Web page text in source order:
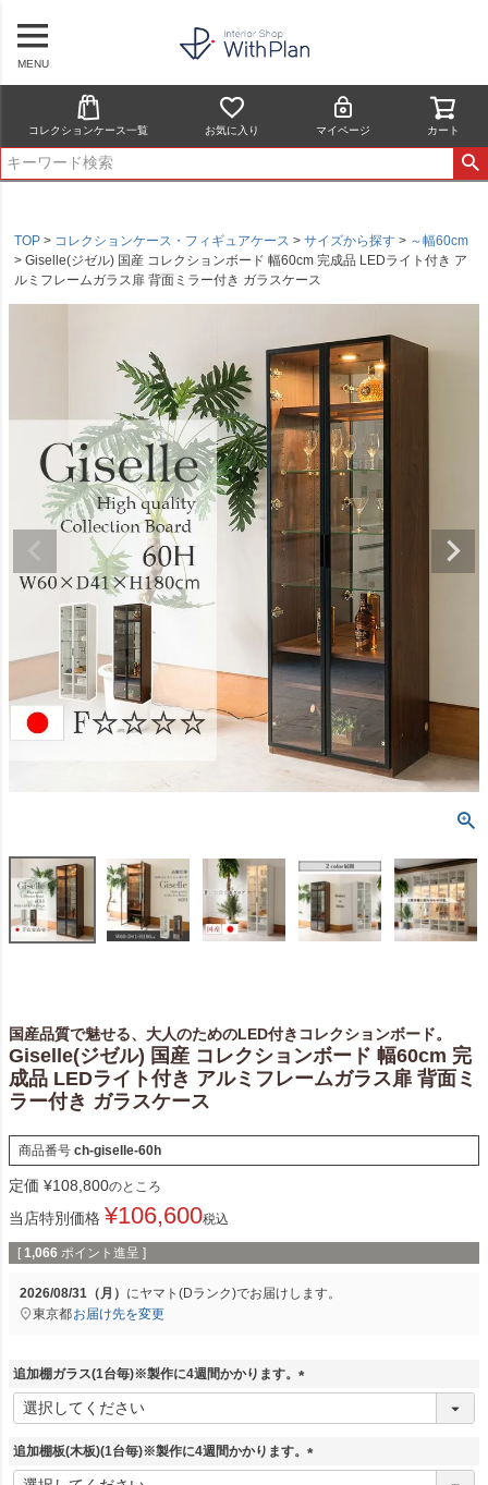
MENU
コレクションケース一覧 お気に入り マイページ カート
TOP コレクションケース・フィギュアケース サイズから探す
～幅60cm
Giselle(ジゼル) 国産 コレクションボード 幅60cm 完成品 LEDライト付き ア
ルミフレームガラス扉 背面ミラー付き ガラスケース
国産品質で魅せる、大人のためのLED付きコレクションボード。
Giselle(ジゼル) 国産 コレクションボード 幅60cm 完
成品 LEDライト付き アルミフレームガラス扉 背面ミ
ラー付き ガラスケース
商品番号 ch-giselle-60h
定価 ¥108,800のところ
当店特別価格 ¥106,600税込
[ 1,066 ポイント進呈 ]
2026/08/31（月） にヤマト(Dランク)でお届けします。
東京都お届け先を変更
追加棚ガラス(1台毎)※製作に4週間かかります。
(
)
追加棚板(木板)(1台毎)※製作に4週間かかります。
(